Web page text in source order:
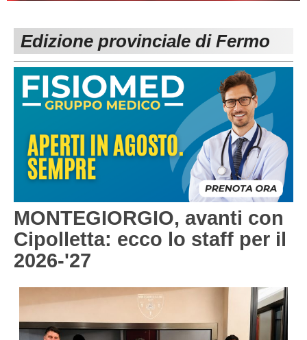
Carica la tua Rosa
1^ CATEGORIA
2^ CATEGORIA
3^ CATEGORIA
Edizione provinciale di Fermo
MONTEGIORGIO, avanti con
Cipolletta: ecco lo staff per il
2026-'27